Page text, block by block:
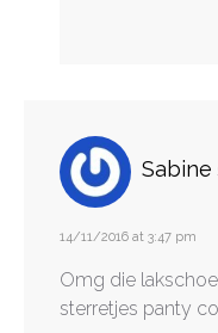
Sabine
14/11/2016 at 3:47 pm
Omg die
sterretjes panty